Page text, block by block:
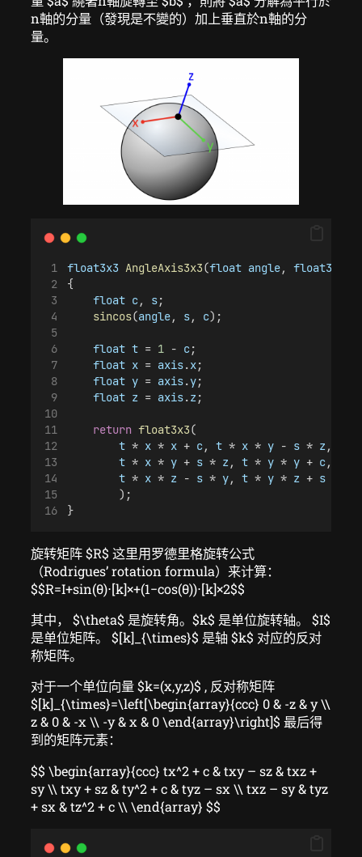
n軸的分量（發現是不變的）加上垂直於n軸的分
量。
float3x3 AngleAxis3x3(float angle, float3
{
float c, s;
sincos(angle, s, c);
float t = 1 - c;
float x = axis.x;
float y = axis.y;
float z = axis.z ;
return float3x3(
t * x * x + c, t * x * y - s * z ,
t * x * y + s * z , t * y * y + c,
t * x * z - s * y, t * y * z + s *
        );
}
旋转矩阵 $R$ 这里用罗德里格旋转公式
（Rodrigues’ rotation formula）来计算：
$$R=I+sin⁡(θ)⋅[k]×+(1−cos⁡(θ))⋅[k]×2$$
其中， $\theta$ 是旋转角。$k$ 是单位旋转轴。 $I$
是单位矩阵。 $[k]_{\times}$ 是轴 $k$ 对应的反对
称矩阵。
对于一个单位向量 $k=(x,y,z)$ , 反对称矩阵
$[k]_{\times}=\left[\begin{array}{ccc} 0 & -z & y \\
z & 0 & -x \\ -y & x & 0 \end{array}\right]$ 最后得
到的矩阵元素：
$$ \begin{array}{ccc} tx^2 + c & txy – sz & txz +
sy \\ txy + sz & ty^2 + c & tyz – sx \\ txz – sy & tyz
+ sx & tz^2 + c \\ \end{array} $$